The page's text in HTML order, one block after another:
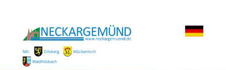
Mit: Dilsberg
Mückenloch
Waldhilsbach